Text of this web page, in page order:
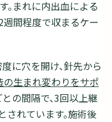
。まれに内出血による
週間程度で収まるケー
に穴を開け、針先から
の生まれ変わりをサポ
の間隔で、3回以上継
れています。施術後